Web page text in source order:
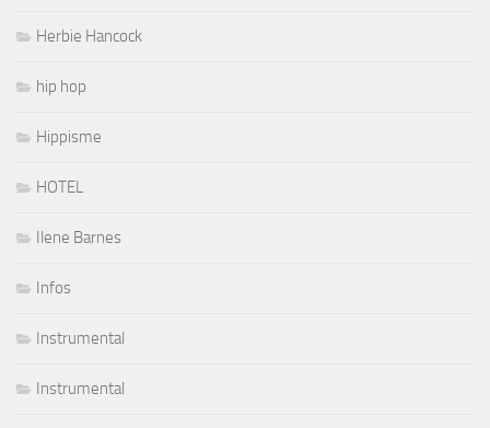
Herbie Hancock
hip hop
Hippisme
HOTEL
Ilene Barnes
Infos
Instrumental
Instrumental